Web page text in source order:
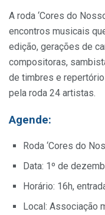
A roda ‘Cores do
encontros musicais
edição, gerações de
compositoras,
de timbres e
pela roda 24 artistas.
Agende:
Roda ‘Cores do
Data: 1º de
Horário: 16h,
Local: Associação